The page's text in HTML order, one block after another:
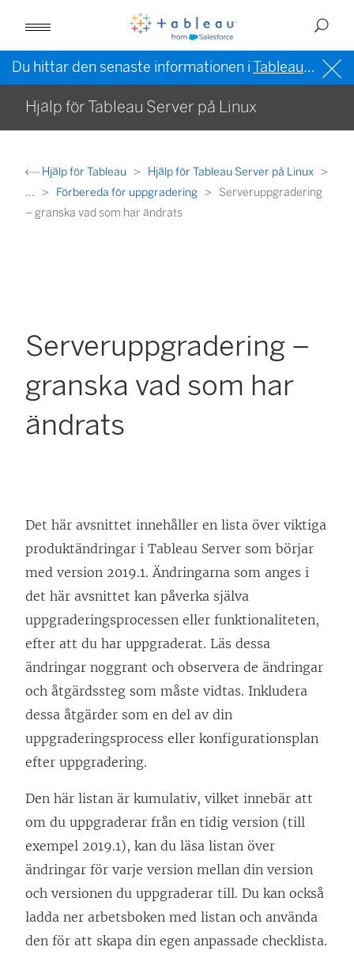
Du hittar den senaste informationen iTableau-hjälpen på engelska (USA)
Hjälp för Tableau Server på Linux
Hjälp för Tableau
Hjälp för Tableau Server på Linux
...
Förbereda för uppgradering
Serveruppgradering
– granska vad som har ändrats
Serveruppgradering –
granska vad som har
ändrats
Det här avsnittet innehåller en lista över viktiga
produktändringar i Tableau Server som börjar
med version 2019.1. Ändringarna som anges i
det här avsnittet kan påverka själva
uppgraderingsprocessen eller funktionaliteten,
efter att du har uppgraderat. Läs dessa
ändringar noggrant och observera de ändringar
och åtgärdssteg som måste vidtas. Inkludera
dessa åtgärder som en del av din
uppgraderingsprocess eller konfigurationsplan
efter uppgradering.
Den här listan är kumulativ, vilket innebär att
om du uppgraderar från en tidig version (till
exempel 2019.1), kan du läsa listan över
ändringar för varje version mellan din version
och versionen du uppgraderar till. Du kan också
ladda ner arbetsboken med listan och använda
den för att skapa din egen anpassade checklista.